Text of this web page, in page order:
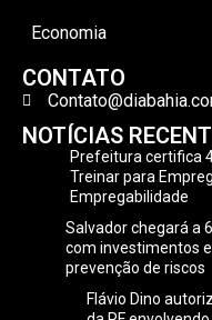
Economia
CONTATO
NOTÍCIAS
Prefeitura certifica
Treinar para
Empregabilidade
Salvador chegará a
com investimentos
prevenção de riscos
Flávio Dino